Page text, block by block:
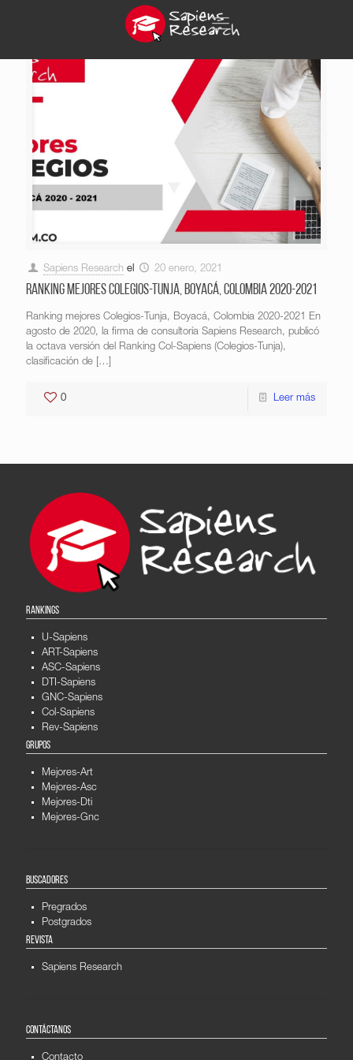
Sapiens Research el 20 enero, 2021
Ranking mejores Colegios-Tunja, Boyacá, Colombia 2020-2021
Ranking mejores Colegios-Tunja, Boyacá, Colombia 2020-2021 En
agosto de 2020, la firma de consultoría Sapiens Research, publicó
la octava versión del Ranking Col-Sapiens (Colegios-Tunja),
clasificación de […]
0 Leer más
RANKINGS
U-Sapiens
ART-Sapiens
ASC-Sapiens
DTI-Sapiens
GNC-Sapiens
Col-Sapiens
Rev-Sapiens
GRUPOS
Mejores-Art
Mejores-Asc
Mejores-Dti
Mejores-Gnc
BUSCADORES
Pregrados
Postgrados
REVISTA
Sapiens Research
CONTÁCTANOS